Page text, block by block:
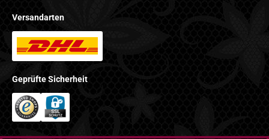
Versandarten
Geprüfte Sicherheit